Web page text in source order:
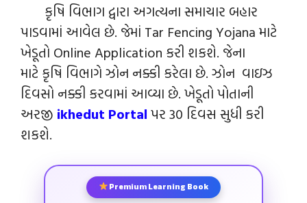
કૃષિ વિભાગ દ્વારા અગત્યના સમાચાર બહાર
પાડવામાં આવેલ છે. જેમાં Tar Fencing Yojana માટે
ખેડૂતો Online Application કરી શકશે. જેના
માટે કૃષિ વિભાગે ઝોન નક્કી કરેલા છે. ઝોન વાઇઝ
દિવસો નક્કી કરવામાં આવ્યા છે. ખેડૂતો પોતાની
અરજી ikhedut Portal પર 30 દિવસ સુધી કરી
શકશે.
Premium Learning Book